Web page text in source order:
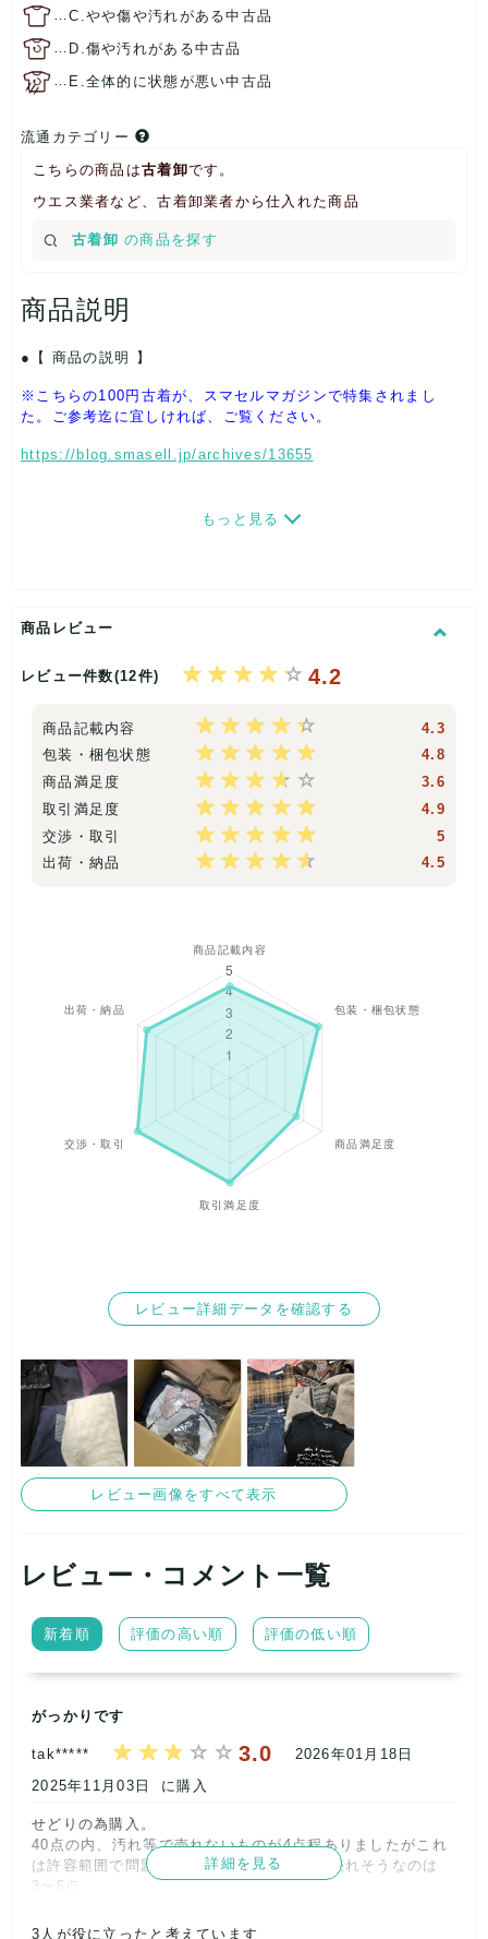
…C.やや傷や汚れがある中古品
… D.傷や汚れがある中古品
… E.全体的に状態が悪い中古品
流通カテゴリー
こちらの商品は古着卸です。
ウエス業者など、古着卸業者から仕入れた商品
古着卸 の商品を探す
商品説明
【 商品の説明 】
※こちらの100円古着が、スマセルマガジンで特集されまし
た。ご参考迄に宜しければ、ご覧ください。
https://blog.smasell.jp/archives/13655
※当店の物量が多すぎるため、今回格安卸になります。無くな
【利益直結】1着100円!人気ブランド確定の古着アソート
「仕入れコストを抑えて、利益を最大化したい」そんなご要望
にお応えします!百貨店ブランドやスポーツブランドなど、メル
カリ人気ブランドが必ず封入!
トップスからボトムス、さらにはコートなどの高単価アウタ
ー、希少な「未使用タグ付き」まで!カテゴリーの偏りなくバラ
ンス良くお届けします。
100円でも妥協なしの「簡易検品済み」
【商品説明】
こちらは、ファーストファッション・カジュアルファッショ
ン・スポーツブランドなどの古着のアソートセットになりま
ランダムセレクトのため性別・ジャンル・シーズンは指定でき
ませんが、
これからの季節のコート系・ニット系などもあれば惜しみなく
【状態説明】
古着のため、未使用タグ付き・美品のお品～汚れ、擦れなどダ
メージがあるお品までのランダムにアソートセットになりま
す。
本気で仕入れ、利益を上げたい方には最適だと思います。
1点1点の交換などの対応はできませんので、大量の格安限定ア
ご理解の上購入くださいませ。
もっと見る
商品レビュー
レビュー件数(12件) 4.2
商品記載内容
4.3
包装・梱包状態
4.8
商品満足度
3.6
取引満足度
4.9
交渉・取引
5
出荷・納品
4.5
レビュー詳細データを確認する
レビュー画像をすべて表示
レビュー・コメント一覧
新着順 評価の高い順 評価の低い順
がっかりです
tak***** 3.0
2026年01月18日
2025年11月03日
に購入
せどりの為購入。
40点の内、汚れ等で売れないものが4点程ありましたがこれ
は許容範囲で問題なしですが、残り36点で売れそうなのは
3〜5点…
売れそうもない商品選んで箱詰めしたのでしょうか?
詳細を見る
3 人が役に立ったと考えています